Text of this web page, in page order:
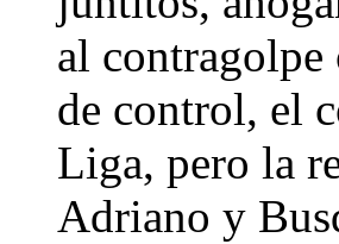
al contragolpe
de control, el
Liga, pero la
Adriano y